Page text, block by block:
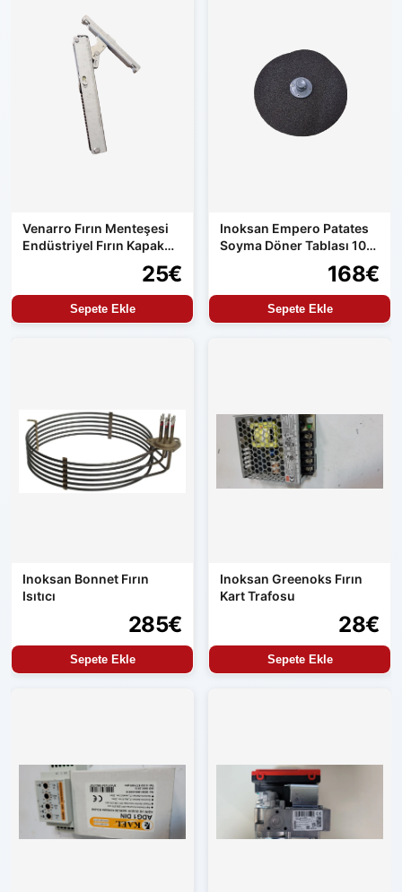
Venarro Fırın Menteşesi
Endüstriyel Fırın Kapak
Menteşesi Uyumlu Set25€
Sepete Ekle
Inoksan Empero Patates
Soyma Döner Tablası 10
kg Makine Uyumlu168€
Sepete Ekle
Inoksan Bonnet Fırın
Isıtıcı
285€
Sepete Ekle
Inoksan Greenoks Fırın
Kart Trafosu
28€
Sepete Ekle